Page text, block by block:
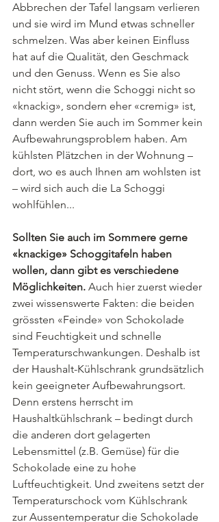
Abbrechen der Tafel langsam verlieren
und sie wird im Mund etwas schneller
schmelzen. Was aber keinen Einfluss
hat auf die Qualität, den Geschmack
und den Genuss. Wenn es Sie also
nicht stört, wenn die Schoggi nicht so
«knackig», sondern eher «cremig» ist,
dann werden Sie auch im Sommer kein
Aufbewahrungsproblem haben. Am
kühlsten Plätzchen in der Wohnung –
dort, wo es auch Ihnen am wohlsten ist
– wird sich auch die La Schoggi
wohlfühlen...
Sollten Sie auch im Sommere gerne
«knackige» Schoggitafeln haben
wollen, dann gibt es verschiedene
Möglichkeiten. Auch hier zuerst wieder
zwei wissenswerte Fakten: die beiden
grössten «Feinde» von Schokolade
sind Feuchtigkeit und schnelle
Temperaturschwankungen. Deshalb ist
der Haushalt-Kühlschrank grundsätzlich
kein geeigneter Aufbewahrungsort.
Denn erstens herrscht im
Haushaltkühlschrank – bedingt durch
die anderen dort gelagerten
Lebensmittel (z.B. Gemüse) für die
Schokolade eine zu hohe
Luftfeuchtigkeit. Und zweitens setzt der
Temperaturschock vom Kühlschrank
zur Aussentemperatur die Schokolade